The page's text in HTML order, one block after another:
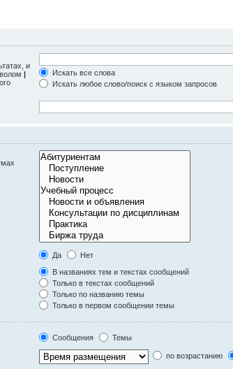
и
|
Искать все слова
Искать любое слово/поиск с языком запросов
Да
Нет
В названиях тем и текстах сообщений
Только в текстах сообщений
Только по названию темы
Только в первом сообщении темы
Сообщения
Темы
по возрастанию